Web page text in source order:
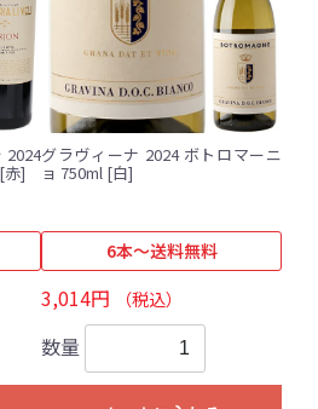
2024
マッセリア リ ヴェリ 750ml [赤]
グラヴィーナ 2024 ボトロマーニ
ョ 750ml [白]
6本～送料無料
3,014円 （税込）
数量